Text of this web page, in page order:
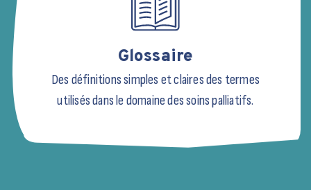
Glossaire
Des définitions simples et claires des termes
utilisés dans le domaine des soins palliatifs.